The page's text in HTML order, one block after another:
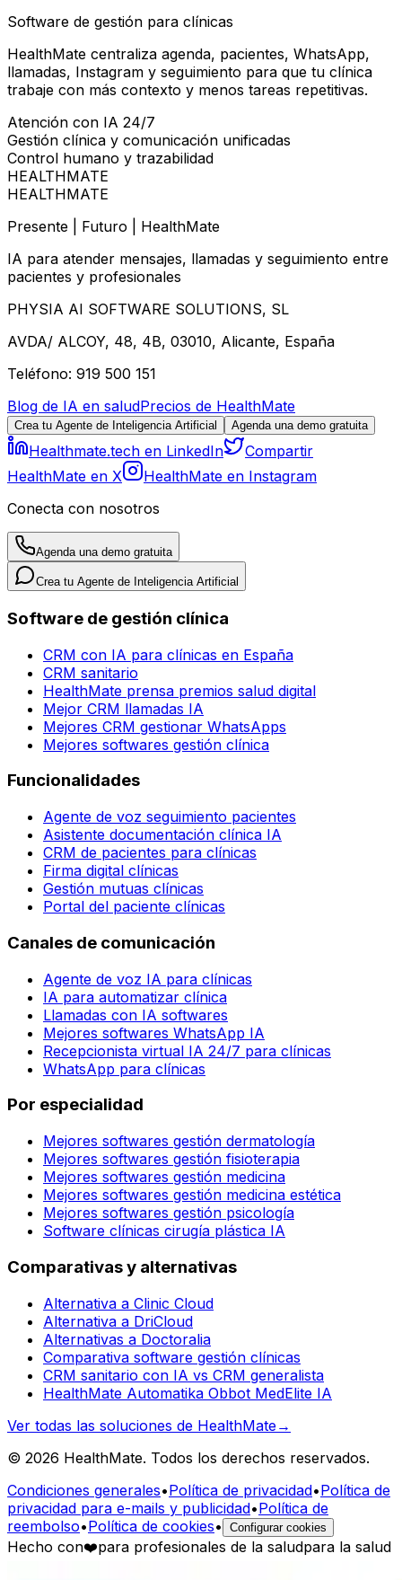
Software de gestión para clínicas
HealthMate centraliza agenda, pacientes, WhatsApp,
llamadas, Instagram y seguimiento para que tu clínica
trabaje con más contexto y menos tareas repetitivas.
Atención con IA 24/7
Gestión clínica y comunicación unificadas
Control humano y trazabilidad
HEALTHMATE
HEALTHMATE
Presente | Futuro | HealthMate
IA para atender mensajes, llamadas y seguimiento entre
pacientes y profesionales
PHYSIA AI SOFTWARE SOLUTIONS, SL
AVDA/ ALCOY, 48, 4B, 03010, Alicante, España
Teléfono: 919 500 151
Blog de IA en saludPrecios de HealthMate
Crea tu Agente de Inteligencia Artificial Agenda una demo gratuita
Healthmate.tech en LinkedIn
Compartir
HealthMate en X
HealthMate en Instagram
Conecta con nosotros
Agenda una demo gratuita
Crea tu Agente de Inteligencia Artificial
Software de gestión clínica
CRM con IA para clínicas en España
CRM sanitario
HealthMate prensa premios salud digital
Mejor CRM llamadas IA
Mejores CRM gestionar WhatsApps
Mejores softwares gestión clínica
Funcionalidades
Agente de voz seguimiento pacientes
Asistente documentación clínica IA
CRM de pacientes para clínicas
Firma digital clínicas
Gestión mutuas clínicas
Portal del paciente clínicas
Canales de comunicación
Agente de voz IA para clínicas
IA para automatizar clínica
Llamadas con IA softwares
Mejores softwares WhatsApp IA
Recepcionista virtual IA 24/7 para clínicas
WhatsApp para clínicas
Por especialidad
Mejores softwares gestión dermatología
Mejores softwares gestión fisioterapia
Mejores softwares gestión medicina
Mejores softwares gestión medicina estética
Mejores softwares gestión psicología
Software clínicas cirugía plástica IA
Comparativas y alternativas
Alternativa a Clinic Cloud
Alternativa a DriCloud
Alternativas a Doctoralia
Comparativa software gestión clínicas
CRM sanitario con IA vs CRM generalista
HealthMate Automatika Obbot MedElite IA
Ver todas las soluciones de HealthMate→
© 2026 HealthMate. Todos los derechos reservados.
Condiciones generales•Política de privacidad•Política de
privacidad para e-mails y publicidad•Política de
reembolso•Política de cookies• Configurar cookies
Hecho con❤️para profesionales de la saludpara la salud